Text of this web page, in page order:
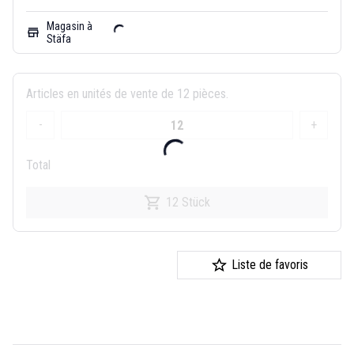
store
Magasin à
Stäfa
Articles en unités de vente de 12 pièces.
- +
Total
12 Stück
Liste de favoris